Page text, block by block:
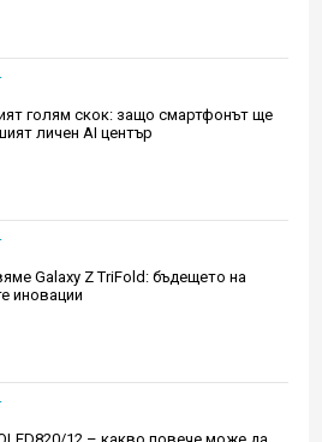
голям скок: защо смартфонът ще
личен AI център
Galaxy Z TriFold: бъдещето на
иновации